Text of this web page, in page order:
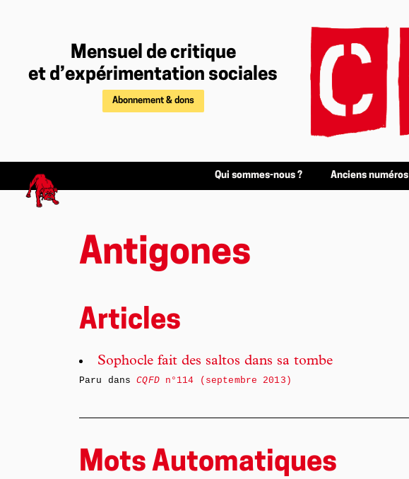
Mensuel de critique
et d’expérimentation sociales
Abonnement & dons
Qui sommes-nous ? Anciens numéros
Antigones
Articles
Sophocle fait des saltos dans sa tombe
Paru dansCQFDn°114 (septembre 2013)
Mots Automatiques